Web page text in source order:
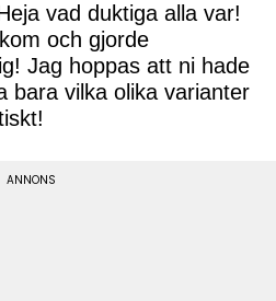
vad duktiga alla var!
och gjorde
Jag hoppas att ni hade
bara vilka olika varianter